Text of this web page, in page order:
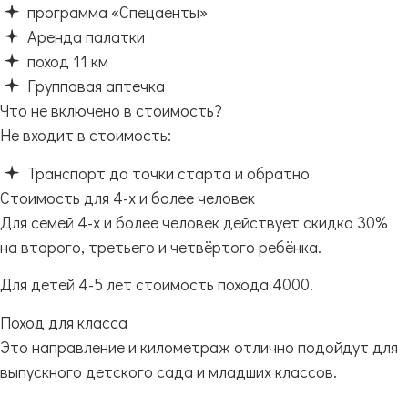
программа «Спецаенты»
Аренда палатки
поход 11 км
Групповая аптечка
Что не включено в стоимость?
Не входит в стоимость:
Транспорт до точки старта и обратно
Стоимость для 4-х и более человек
Для семей 4-х и более человек действует скидка 30%
на второго, третьего и четвёртого ребёнка.
Для детей 4-5 лет стоимость похода 4000.
Поход для класса
Это направление и километраж отлично подойдут для
выпускного детского сада и младших классов.